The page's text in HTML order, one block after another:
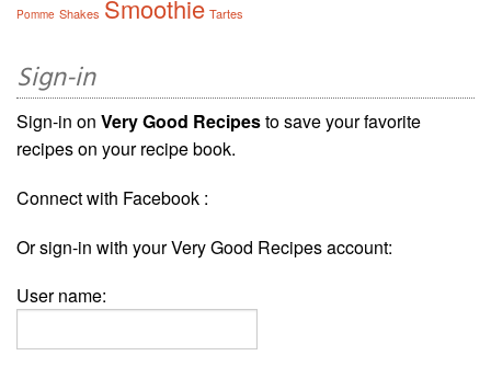
Pomme Shakes Smoothie Tartes
Sign-in
Sign-in on Very Good Recipesto save your favorite
recipes on your recipe book.
Connect with Facebook :
Or sign-in with your Very Good Recipes account:
User name: